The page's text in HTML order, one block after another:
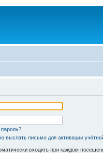
выслать письмо для активации
входить при каждом